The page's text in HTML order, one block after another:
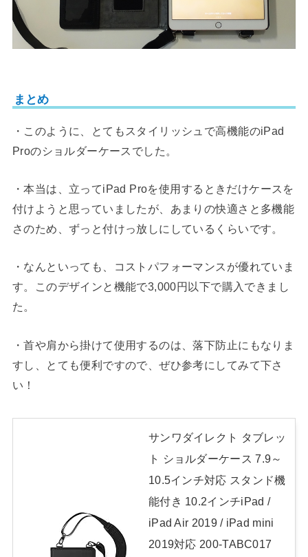
まとめ
・このように、とてもスタイリッシュで高機能のiPad
Proのショルダーケースでした。
・本当は、立ってiPad Proを使用するときだけケースを
付けようと思っていましたが、あまりの快適さと多機能
さのため、ずっと付けっ放しにしているくらいです。
・なんといっても、コストパフォーマンスが優れていま
す。このデザインと機能で3,000円以下で購入できまし
た。
・首や肩から掛けて使用するのは、落下防止にもなりま
すし、とても便利ですので、ぜひ参考にしてみて下さ
い！
サンワダイレクト タブレッ
ト ショルダーケース 7.9～
10.5インチ対応 スタンド機
能付き 10.2インチiPad /
iPad Air 2019 / iPad mini
2019対応 200-TABC017